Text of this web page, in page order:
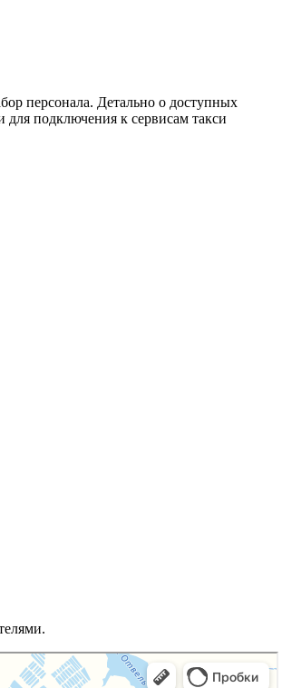
персонала. Детально о доступных
подключения к сервисам такси